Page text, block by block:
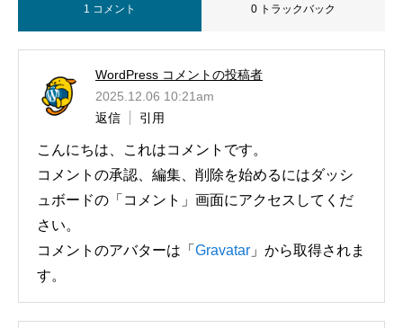
1 コメント 0 トラックバック
WordPress コメントの投稿者
2025.12.06 10:21am
返信
引用
こんにちは、これはコメントです。
コメントの承認、編集、削除を始めるにはダッシ
ュボードの「コメント」画面にアクセスしてくだ
さい。
コメントのアバターは「 Gravatar 」から取得されま
す。